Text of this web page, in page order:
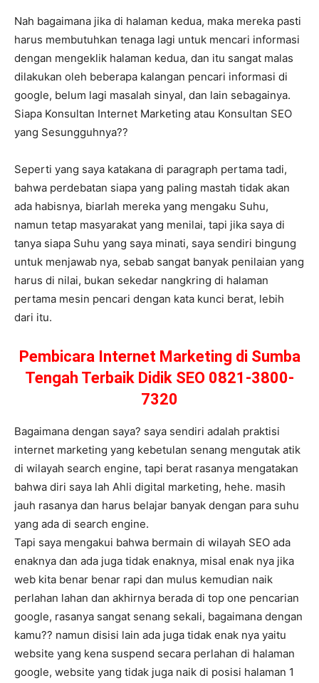
Nah bagaimana jika di halaman kedua, maka mereka pasti
harus membutuhkan tenaga lagi untuk mencari informasi
dengan mengeklik halaman kedua, dan itu sangat malas
dilakukan oleh beberapa kalangan pencari informasi di
google, belum lagi masalah sinyal, dan lain sebagainya.
Siapa Konsultan Internet Marketing atau Konsultan SEO
yang Sesungguhnya??
Seperti yang saya katakana di paragraph pertama tadi,
bahwa perdebatan siapa yang paling mastah tidak akan
ada habisnya, biarlah mereka yang mengaku Suhu,
namun tetap masyarakat yang menilai, tapi jika saya di
tanya siapa Suhu yang saya minati, saya sendiri bingung
untuk menjawab nya, sebab sangat banyak penilaian yang
harus di nilai, bukan sekedar nangkring di halaman
pertama mesin pencari dengan kata kunci berat, lebih
dari itu.
Pembicara Internet Marketing di Sumba
Tengah Terbaik Didik SEO 0821-3800-
7320
Bagaimana dengan saya? saya sendiri adalah praktisi
internet marketing yang kebetulan senang mengutak atik
di wilayah search engine, tapi berat rasanya mengatakan
bahwa diri saya lah Ahli digital marketing, hehe. masih
jauh rasanya dan harus belajar banyak dengan para suhu
yang ada di search engine.
Tapi saya mengakui bahwa bermain di wilayah SEO ada
enaknya dan ada juga tidak enaknya, misal enak nya jika
web kita benar benar rapi dan mulus kemudian naik
perlahan lahan dan akhirnya berada di top one pencarian
google, rasanya sangat senang sekali, bagaimana dengan
kamu?? namun disisi lain ada juga tidak enak nya yaitu
website yang kena suspend secara perlahan di halaman
google, website yang tidak juga naik di posisi halaman 1